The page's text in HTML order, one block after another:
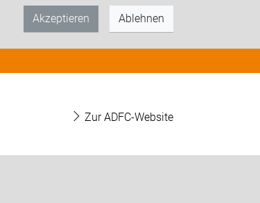
Akzeptieren Ablehnen
Zur ADFC-Website